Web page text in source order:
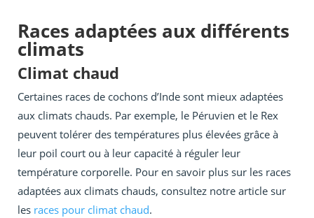
Races adaptées aux différents
climats
Climat chaud
Certaines races de cochons d’Inde sont mieux adaptées
aux climats chauds. Par exemple, le Péruvien et le Rex
peuvent tolérer des températures plus élevées grâce à
leur poil court ou à leur capacité à réguler leur
température corporelle. Pour en savoir plus sur les races
adaptées aux climats chauds, consultez notre article sur
les races pour climat chaud.